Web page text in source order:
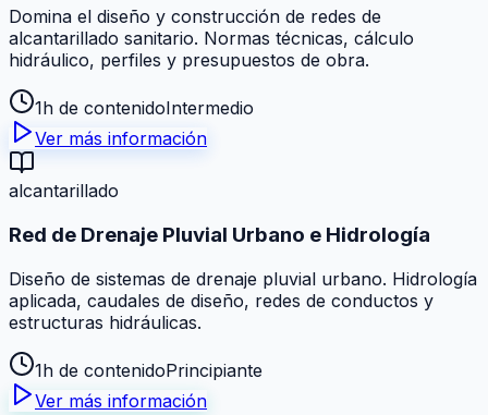
Domina el diseño y construcción de redes de
alcantarillado sanitario. Normas técnicas, cálculo
hidráulico, perfiles y presupuestos de obra.
1h de contenidoIntermedio
Ver más información
alcantarillado
Red de Drenaje Pluvial Urbano e Hidrología
Diseño de sistemas de drenaje pluvial urbano. Hidrología
aplicada, caudales de diseño, redes de conductos y
estructuras hidráulicas.
1h de contenidoPrincipiante
Ver más información